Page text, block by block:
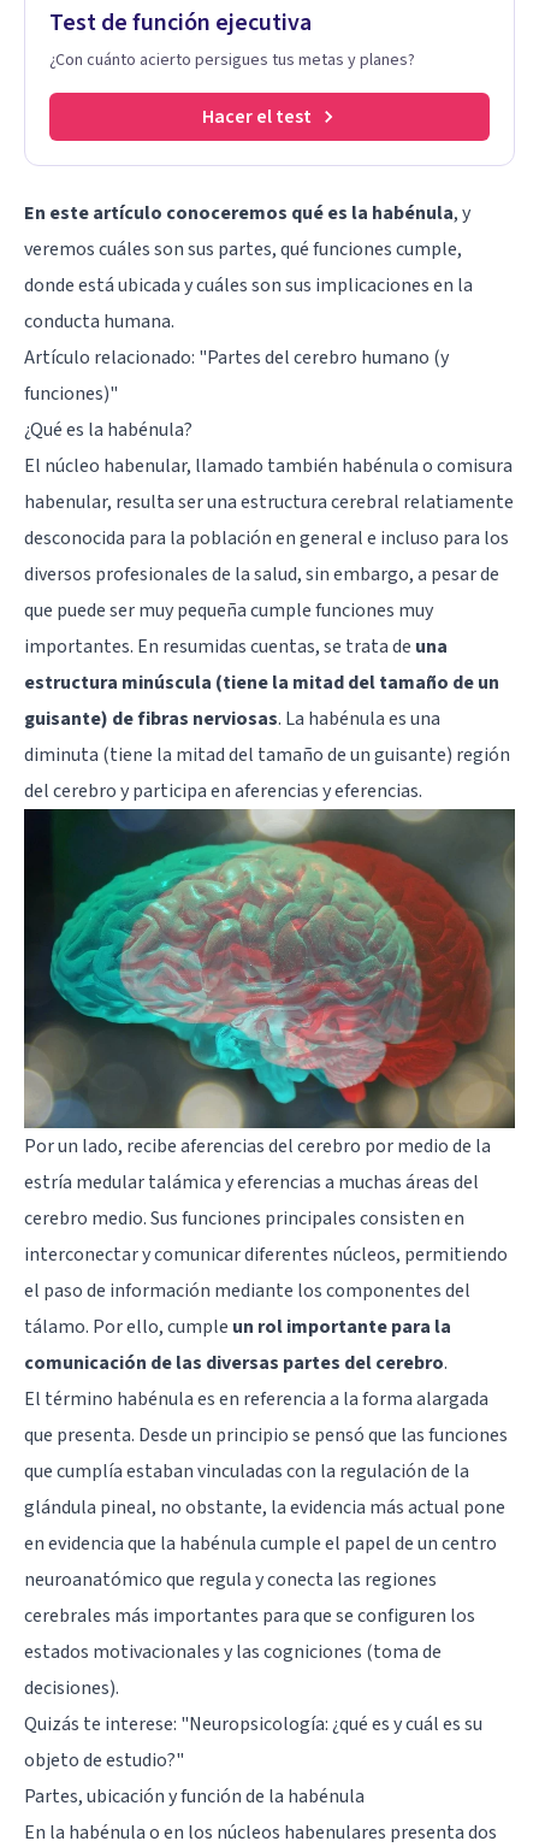
Test de función ejecutiva
¿Con cuánto acierto persigues tus metas y planes?
Hacer el test
En este artículo conoceremos qué es la habénula, y
veremos cuáles son sus partes, qué funciones cumple,
donde está ubicada y cuáles son sus implicaciones en la
conducta humana.
Artículo relacionado: "Partes del cerebro humano (y
funciones)"
¿Qué es la habénula?
El núcleo habenular, llamado también habénula o comisura
habenular, resulta ser una estructura cerebral relatiamente
desconocida para la población en general e incluso para los
diversos profesionales de la salud, sin embargo, a pesar de
que puede ser muy pequeña cumple funciones muy
importantes. En resumidas cuentas, se trata de una
estructura minúscula (tiene la mitad del tamaño de un
guisante) de fibras nerviosas. La habénula es una
diminuta (tiene la mitad del tamaño de un guisante) región
del cerebro y participa en aferencias y eferencias.
Por un lado, recibe aferencias del cerebro por medio de la
estría medulartalámicay eferencias a muchas áreas del
cerebro medio. Sus funciones principales consisten en
interconectar y comunicar diferentes núcleos, permitiendo
el paso de información mediante los componentes del
tálamo. Por ello, cumple un rol importante para la
comunicación de las diversas partes del cerebro.
El término habénula es en referencia a la forma alargada
que presenta. Desde un principio se pensó que las funciones
que cumplía estaban vinculadas con la regulación de la
glándula pineal, no obstante, la evidencia más actual pone
en evidencia que la habénula cumple el papel de un centro
neuroanatómico que regula y conecta las regiones
cerebrales más importantes para que se configuren los
estados motivacionales y las cogniciones (toma de
decisiones).
Quizás te interese: "Neuropsicología: ¿qué es y cuál es su
objeto de estudio?"
Partes, ubicación y función de la habénula
En la habénula o en los núcleos habenulares presenta dos